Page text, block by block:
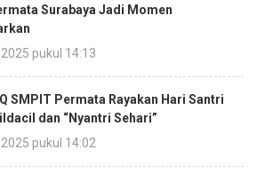
Surabaya Jadi Momen
pukul 14:13
SMPIT Permata Rayakan Hari Santri
dan “Nyantri Sehari”
pukul 14:02